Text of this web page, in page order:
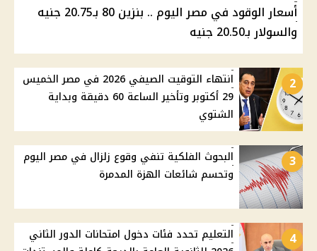
أسعار الوقود في مصر اليوم .. بنزين 80 بـ20.75 جنيه
والسولار بـ20.50 جنيه
2
انتهاء التوقيت الصيفي 2026 في مصر الخميس
29 أكتوبر وتأخير الساعة 60 دقيقة وبداية
الشتوي
3
البحوث الفلكية تنفي وقوع زلزال في مصر اليوم
وتحسم شائعات الهزة المدمرة
4
التعليم تحدد فئات دخول امتحانات الدور الثاني